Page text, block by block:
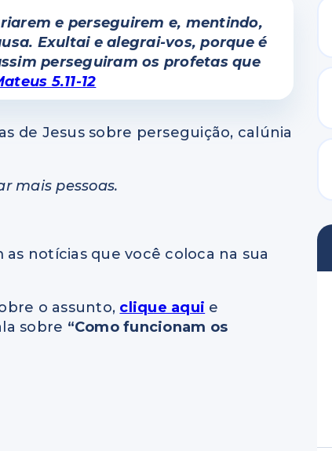
e perseguirem e, mentindo,
Exultai e alegrai-vos, porque é
perseguiram os profetas que
5.11-12
de Jesus sobre perseguição, calúnia
mais pessoas.
notícias que você coloca na sua
o assunto, clique aqui e
sobre “Como funcionam os